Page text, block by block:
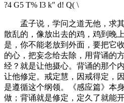
?4 G5 T% I3 k" d! Q( \
孟子说，学问之道无他，求其
散乱的，像放出去的鸡，鸡到晚
是，你不能老放到外面，要把它
的心，把妄念给去除，用背诵的
经？就是让他摄心。背诵的那个
让他修定。戒定慧，因戒得定，
是遵循这个纲领。《感应篇》本
做；背诵就是修定，定久了就能